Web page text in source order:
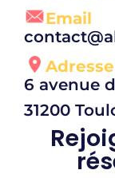
Email
Adresse
6 avenue
31200